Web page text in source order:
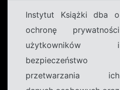
Instytut Książki dba o
ochronę prywatności
użytkowników i
bezpieczeństwo
przetwarzania ich